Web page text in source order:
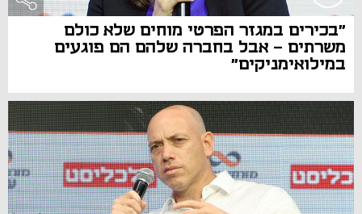
"בכירים במגזר הפרטי מוחים שלא כולם
משרתים - אבל בחברה שלהם הם פוגעים
במילואימניקים"